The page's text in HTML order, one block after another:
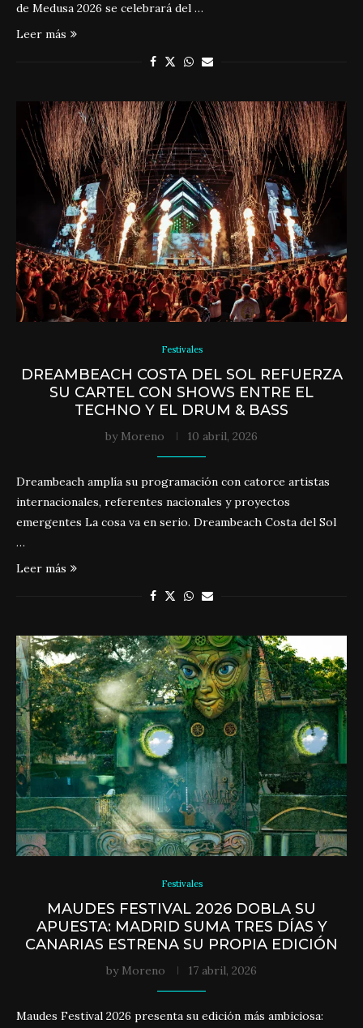
de Medusa 2026 se celebrará del …
Leer más
Festivales
DREAMBEACH COSTA DEL SOL REFUERZA
SU CARTEL CON SHOWS ENTRE EL
TECHNO Y EL DRUM & BASS
by Moreno 10 abril, 2026
Dreambeach amplía su programación con catorce artistas
internacionales, referentes nacionales y proyectos
emergentes La cosa va en serio. Dreambeach Costa del Sol
…
Leer más
Festivales
MAUDES FESTIVAL 2026 DOBLA SU
APUESTA: MADRID SUMA TRES DÍAS Y
CANARIAS ESTRENA SU PROPIA EDICIÓN
by Moreno 17 abril, 2026
Maudes Festival 2026 presenta su edición más ambiciosa: